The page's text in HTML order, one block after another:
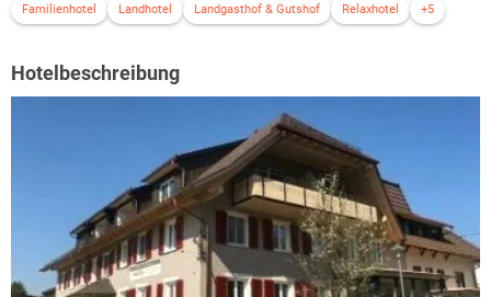
Familienhotel Landhotel Landgasthof & Gutshof Relaxhotel +5
Hotelbeschreibung